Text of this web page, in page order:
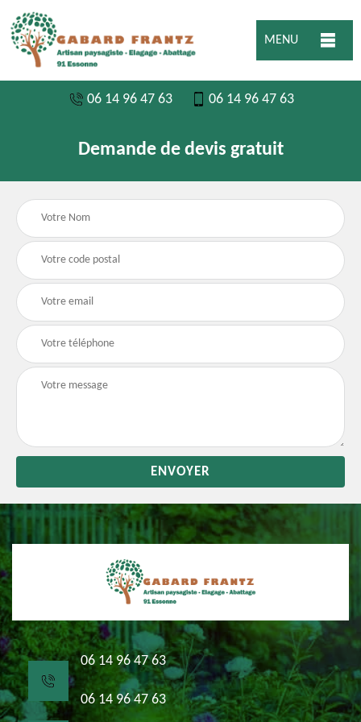
MENU
06 14 96 47 63 06 14 96 47 63
Demande de devis gratuit
06 14 96 47 63
06 14 96 47 63